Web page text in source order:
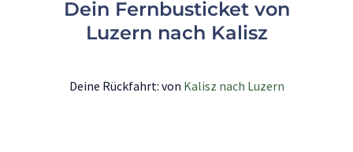
Dein Fernbusticket von
Luzern nach Kalisz
Deine Rückfahrt: von Kalisz nach Luzern